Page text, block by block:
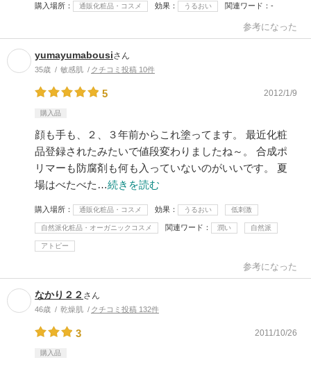
購入場所 通販化粧品・コスメ 効果 うるおい 関連ワード -
参考になった
yumayumabousiさん
35歳 敏感肌 クチコミ投稿 10件
5 2012/1/9
購入品
顔も手も、２、３年前からこれ塗ってます。 最近化粧
品登録されたみたいで値段変わりましたね～。 合成ポ
リマーも防腐剤も何も入っていないのがいいです。 夏
場はべたべた…続きを読む
購入場所 通販化粧品・コスメ 効果 うるおい 低刺激
自然派化粧品・オーガニックコスメ 関連ワード 潤い 自然派
アトピー
参考になった
なかり２２ さん
46歳 乾燥肌 クチコミ投稿 132件
3 2011/10/26
購入品